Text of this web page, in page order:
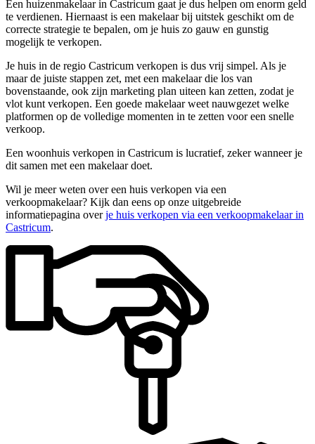
Een huizenmakelaar in Castricum gaat je dus helpen om enorm geld
te verdienen. Hiernaast is een makelaar bij uitstek geschikt om de
correcte strategie te bepalen, om je huis zo gauw en gunstig
mogelijk te verkopen.
Je huis in de regio Castricum verkopen is dus vrij simpel. Als je
maar de juiste stappen zet, met een makelaar die los van
bovenstaande, ook zijn marketing plan uiteen kan zetten, zodat je
vlot kunt verkopen. Een goede makelaar weet nauwgezet welke
platformen op de volledige momenten in te zetten voor een snelle
verkoop.
Een woonhuis verkopen in Castricum is lucratief, zeker wanneer je
dit samen met een makelaar doet.
Wil je meer weten over een huis verkopen via een
verkoopmakelaar? Kijk dan eens op onze uitgebreide
informatiepagina overje huis verkopen via een verkoopmakelaar in
Castricum.